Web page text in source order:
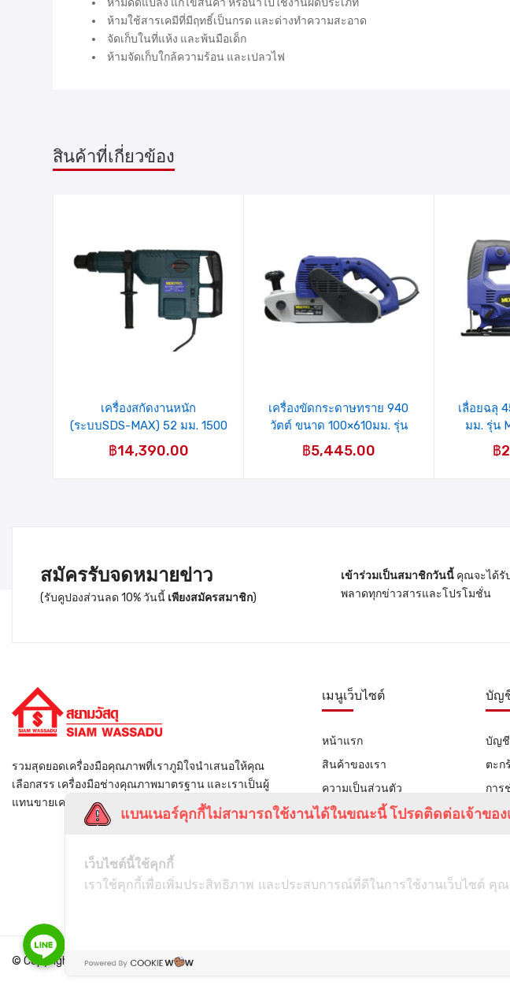
ห้ามใช้สารเคมีที่มีฤทธิ์เป็นกรด และด่างทำความสะอาด
จัดเก็บในที่แห้ง และพ้นมือเด็ก
ห้ามจัดเก็บใกล้ความร้อน และเปลวไฟ
สินค้าที่เกี่ยวข้อง
เครื่องสกัดงานหนัก
(ระบบSDS-MAX) 52 มม. 1500
วัตต์ รุ่น Z1A-5211(40-006-
001) MIXPRO
฿14,390.00
เครื่องขัดกระดาษทราย 940
วัตต์ ขนาด 100×610มม. รุ่น
MP-940 MIXPRO
฿5,445.00
เลื่อยฉลุ
มม. รุ่น
฿
สมัครรับจดหมายข่าว
(รับคูปองส่วนลด 10% วันนี้ เพียงสมัครสมาชิก)
เข้าร่วมเป็นสมาชิกวันนี้ คุณจะได้รั
พลาดทุกข่าวสารและโปรโมชั่น
รวมสุดยอดเครื่องมือคุณภาพที่เราภูมิใจนำเสนอให้คุณ
เลือกสรร เครื่องมือช่างคุณภาพมาตรฐาน และเราเป็นผู้
แทนขายเครื่องมือช่างรายใหญ่ของไทย
เมนูเว็บไซต์
หน้าแรก
สินค้าของเรา
ความเป็นส่วนตัว
ติดต่อเรา
บัญ
บัญ
ตะก
การ
© Copyright Siamwassadu- All Rights Reserved - Powered by
แบนเนอร์คุกกี้ไม่สามารถใช้งานได้ในขณะนี้ โปรดติดต่อเจ้าของ
เว็บไซต์นี้ใช้คุกกี้
เราใช้คุกกี้เพื่อเพิ่มประสิทธิภาพ และประสบการณ์ที่ดีในการใช้งานเว็บไซต์